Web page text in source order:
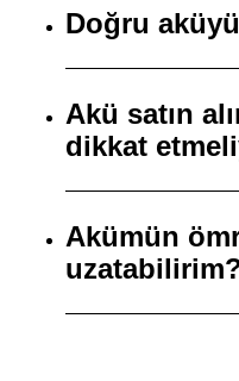
Doğru
Akü satın
dikkat
Akümün